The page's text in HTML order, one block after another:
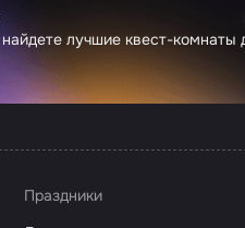
лучшие квест-комнаты
Праздники